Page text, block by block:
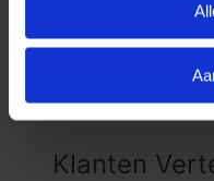
bereikbaar. Neemt u
via telefoonnummer
Klanten